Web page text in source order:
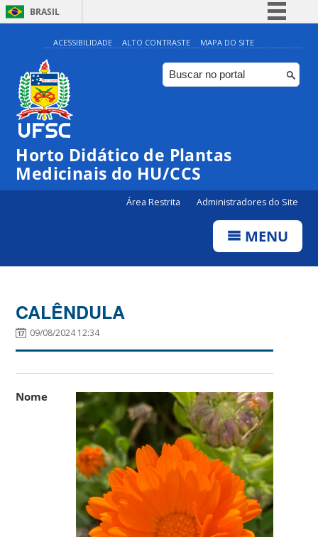
BRASIL
Simplifique!
Comunica BR
Participe
Canais
ACESSIBILIDADE ALTO CONTRASTE MAPA DO SITE
Horto Didático de Plantas
Medicinais do HU/CCS
Área Restrita Administradores do Site
MENU
CALÊNDULA
09/08/2024 12:34
Nome